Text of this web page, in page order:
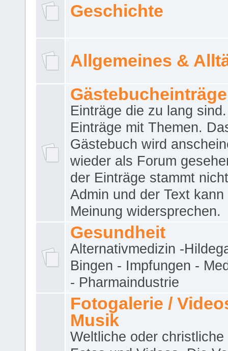
Geschichte
Allgemeines &
Gästebucheinträge
Einträge die zu lang
Einträge mit Themen.
Gästebuch wird
wieder als Forum
der Einträge stammt
Admin und der Text kann
Meinung widersprechen.
Gesundheit
Alternativmedizin -
Bingen - Impfungen -
- Pharmaindustrie
Fotogalerie /
Musik
Weltliche oder christliche